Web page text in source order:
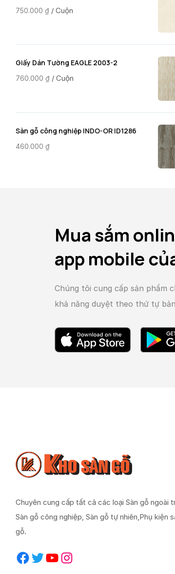
750.000 ₫ / Cuộn
Giấy Dán Tường EAGLE 2003-2
760.000 ₫ / Cuộn
Sàn gỗ công nghiệp INDO-OR ID1286
460.000 ₫
Mua sắm
app mobile
Chúng tôi cung cấp sản phẩm
khả năng duyệt theo thứ tự
Chuyên cung cấp tất cả các loại Sàn gỗ ngoài
Sàn gỗ công nghiệp, Sàn gỗ tự nhiên,Phụ kiện
gỗ.
Facebook Twitter YouTube Instagram